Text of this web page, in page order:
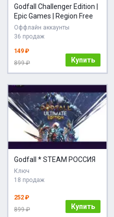
Godfall Challenger Edition |
Epic Games | Region Free
Оффлайн аккаунты
36 продаж
149 ₽
899 ₽
Купить
Godfall * STEAM РОССИЯ
Ключ
18 продаж
252 ₽
899 ₽
Купить